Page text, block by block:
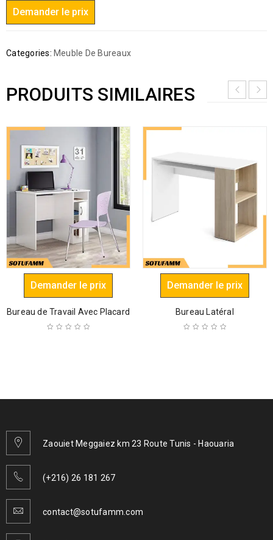
Demander le prix
Categories: Meuble De Bureaux
PRODUITS SIMILAIRES
Demander le prix
Bureau de Travail Avec Placard
Demander le prix
Bureau Latéral
Zaouiet Meggaiez km 23 Route Tunis - Haouaria
(+216) 26 181 267
contact@sotufamm.com